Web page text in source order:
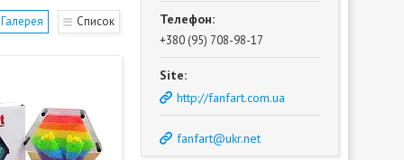
Галерея Список
+380 (95) 708-98-17
http://fanfart.com.ua
fanfart@ukr.net